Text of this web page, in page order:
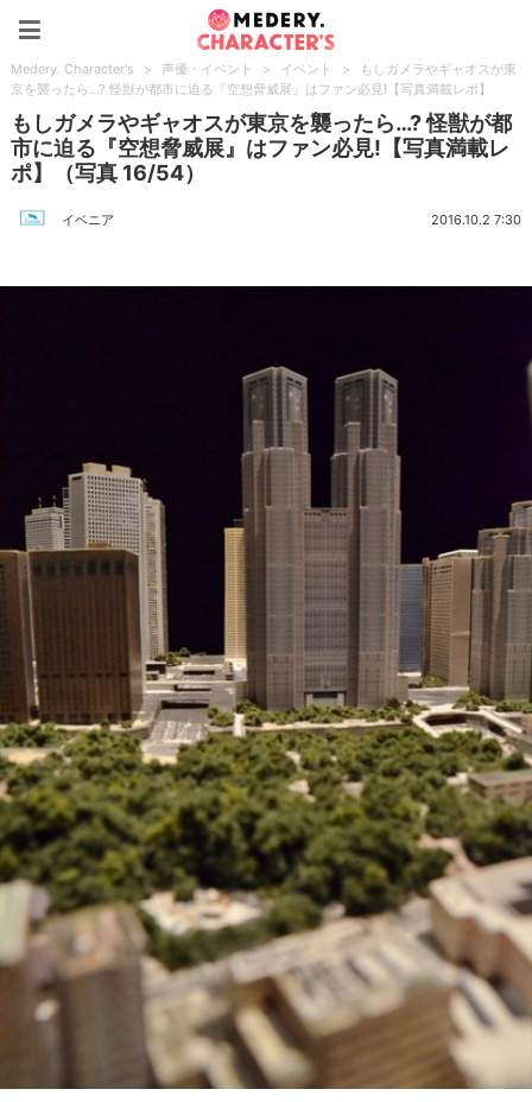
Medery. Character's > 声優・イベント > イベント >
もしガメラやギャオスが東
京を襲ったら…? 怪獣が都市に迫る『空想脅威展』はファン必見!【写真満載レポ】
もしガメラやギャオスが東京を襲ったら…? 怪獣が都
市に迫る『空想脅威展』はファン必見!【写真満載レ
ポ】（写真 16/54）
イベニア 2016.10.2 7:30